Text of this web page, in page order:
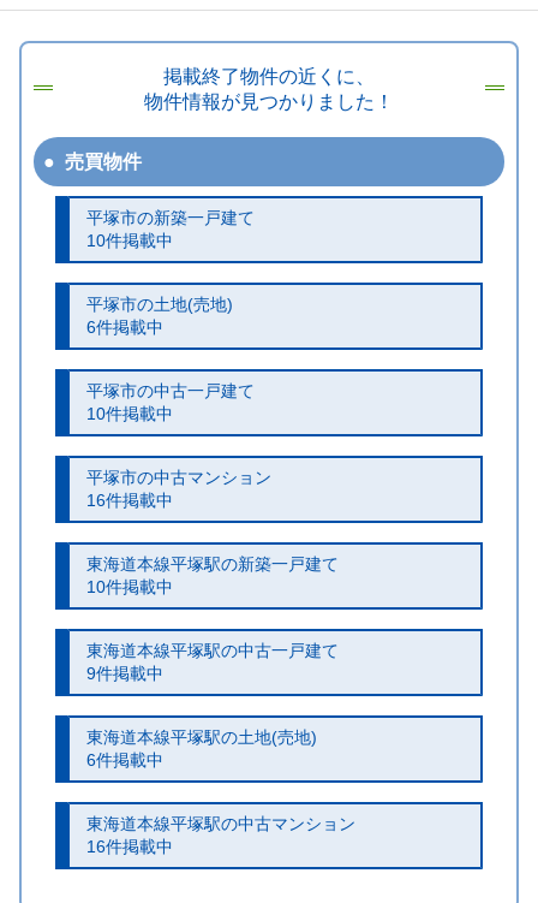
掲載終了物件の近くに、
物件情報が見つかりました！
売買物件
平塚市の新築一戸建て
10件掲載中
平塚市の土地(売地)
6件掲載中
平塚市の中古一戸建て
10件掲載中
平塚市の中古マンション
16件掲載中
東海道本線平塚駅の新築一戸建て
10件掲載中
東海道本線平塚駅の中古一戸建て
9件掲載中
東海道本線平塚駅の土地(売地)
6件掲載中
東海道本線平塚駅の中古マンション
16件掲載中